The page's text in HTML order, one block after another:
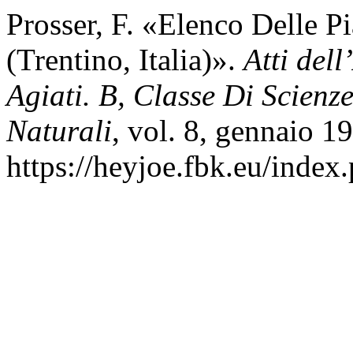
Prosser, F. «Elenco Delle
(Trentino, Italia)».Atti
Agiati. B, Classe Di
Naturali, vol. 8, gennaio
https://heyjoe.fbk.eu/